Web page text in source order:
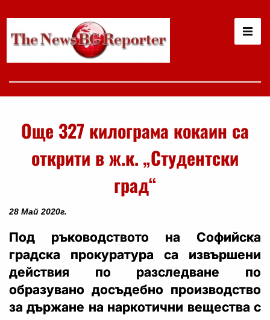
Още 327 килограма кокаин са
открити в ж.к. „Студентски
град“
28 Май 2020г.
Под ръководството на Софийска
градска прокуратура са извършени
действия по разследване по
образувано досъдебно производство
за държане на наркотични вещества с